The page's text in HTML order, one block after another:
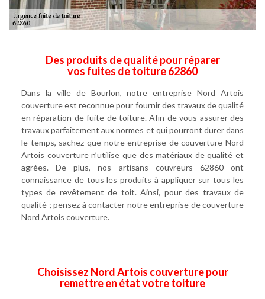
Des produits de qualité pour réparer
vos fuites de toiture 62860
Dans la ville de Bourlon, notre entreprise Nord Artois
couverture est reconnue pour fournir des travaux de qualité
en réparation de fuite de toiture. Afin de vous assurer des
travaux parfaitement aux normes et qui pourront durer dans
le temps, sachez que notre entreprise de couverture Nord
Artois couverture n’utilise que des matériaux de qualité et
agrées. De plus, nos artisans couvreurs 62860 ont
connaissance de tous les produits à appliquer sur tous les
types de revêtement de toit. Ainsi, pour des travaux de
qualité ; pensez à contacter notre entreprise de couverture
Nord Artois couverture.
Choisissez Nord Artois couverture pour
remettre en état votre toiture